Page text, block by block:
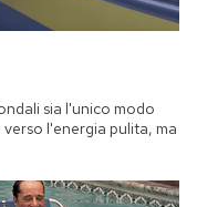
sia l'unico modo
l'energia pulita, ma